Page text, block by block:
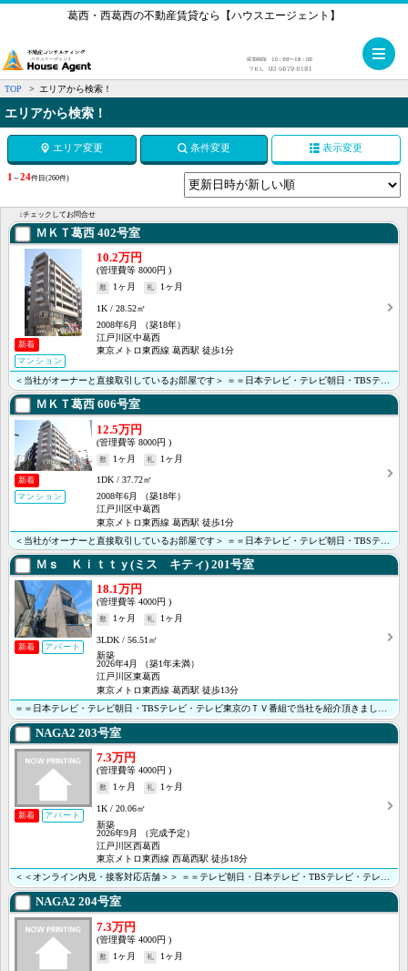
葛西・西葛西の不動産賃貸なら【ハウスエージェント】
TOP エリアから検索！
エリアから検索！
エリア変更 条件変更 表示変更
1 ～24件目 (260件)
↓チェックしてお問合せ
ＭＫＴ葛西 402号室
新着
マンション
10.2万円
8000円
1ヶ月
1ヶ月
1K
28.52㎡
2008年6月
（築18年）
江戸川区中葛西
東京メトロ東西線 葛西駅 徒歩1分
ＭＫＴ葛西 606号室
新着
マンション
12.5万円
8000円
1ヶ月
1ヶ月
1DK
37.72㎡
2008年6月
（築18年）
江戸川区中葛西
東京メトロ東西線 葛西駅 徒歩1分
Ｍｓ Ｋｉｔｔｙ(ミス キティ) 201号室
新着 アパート
18.1万円
4000円
1ヶ月
1ヶ月
3LDK
56.51㎡
新築
2026年4月
（築1年未満）
江戸川区東葛西
東京メトロ東西線 葛西駅 徒歩13分
＝＝日本テレビ・テレビ朝日・TBSテレビ・テレビ東京のＴＶ番組で当社を紹介頂きました＝＝ ※子育て支･･･
NAGA2 203号室
新着 アパート
7.3万円
4000円
1ヶ月
1ヶ月
1K
20.06㎡
新築
2026年9月
（完成予定）
江戸川区西葛西
東京メトロ東西線 西葛西駅 徒歩18分
＜＜オンライン内見・接客対応店舗＞＞ ＝＝テレビ朝日・日本テレビ・TBSテレビ・テレビ東京のＴＶ番組･･･
NAGA2 204号室
7.3万円
4000円
1ヶ月
1ヶ月